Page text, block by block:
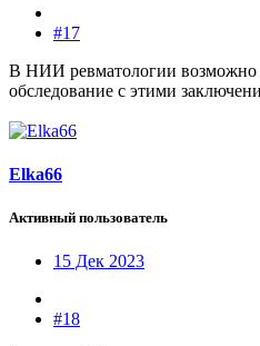
#17
В НИИ ревматологии возможно
обследование с этими
Elka66
Активный пользователь
15 Дек 2023
#18